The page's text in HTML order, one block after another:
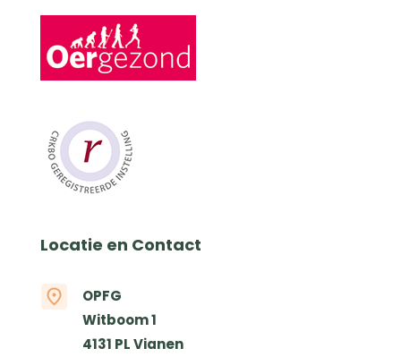
Locatie en Contact
OPFG
Witboom 1
4131 PL Vianen